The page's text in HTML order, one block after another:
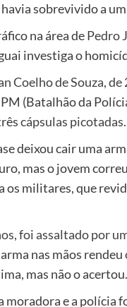
sobrevivido a
na área dePedro
investiga o
Coelho de Souza, de
(Batalhão da
cápsulas picotadas.
deixou cair uma
mas o jovem
os militares, que
foi assaltado por
nas mãos rendeu
mas não o acertou.
moradora e a polícia